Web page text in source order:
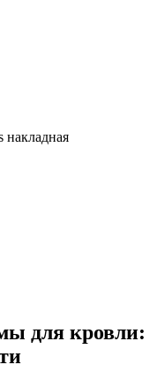
накладная
для кровли: